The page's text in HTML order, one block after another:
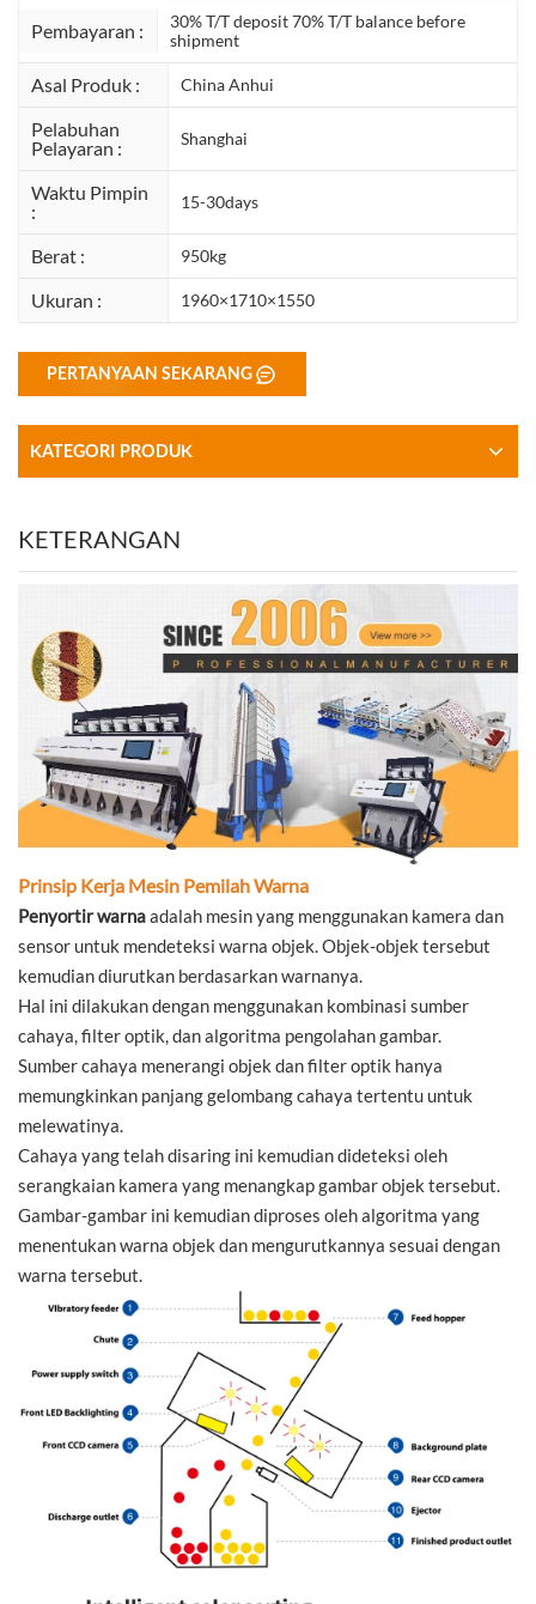
Pembayaran :
30% T/T deposit 70% T/T balance before
shipment
Asal Produk : China Anhui
Pelabuhan
Pelayaran :
Shanghai
Waktu Pimpin
:
15-30days
Berat : 950kg
Ukuran : 1960×1710×1550
PERTANYAAN SEKARANG
KATEGORI PRODUK
KETERANGAN
Prinsip Kerja Mesin Pemilah Warna
Penyortir warnaadalah mesin yang menggunakan kamera dan
sensor untuk mendeteksi warna objek. Objek-objek tersebut
kemudian diurutkan berdasarkan warnanya.
Hal ini dilakukan dengan menggunakan kombinasi sumber
cahaya, filter optik, dan algoritma pengolahan gambar.
Sumber cahaya menerangi objek dan filter optik hanya
memungkinkan panjang gelombang cahaya tertentu untuk
melewatinya.
Cahaya yang telah disaring ini kemudian dideteksi oleh
serangkaian kamera yang menangkap gambar objek tersebut.
Gambar-gambar ini kemudian diproses oleh algoritma yang
menentukan warna objek dan mengurutkannya sesuai dengan
warna tersebut.